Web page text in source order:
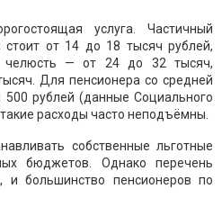
услуга. Частичный
от 14 до 18 тысяч рублей,
— от 24 до 32 тысяч,
Для пенсионера со средней
500 рублей (данные Социального
расходы часто неподъёмны.
собственные льготные
бюджетов. Однако перечень
и большинство пенсионеров по